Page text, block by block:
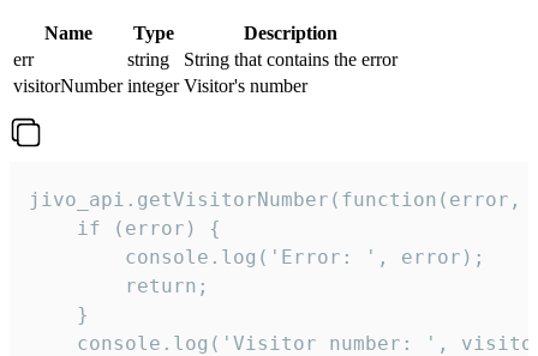
Name Type
Description
err
string
String that contains the error
visitorNumber integer Visitor's number
jivo_api.getVisitorNumber(function(error,
    if (error) {
        console.log('Error: ', error);
        return;
    }
console.log('Visitor number: ',